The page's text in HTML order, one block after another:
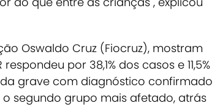
Oswaldo Cruz (Fiocruz), mostram
por 38,1% dos casos e 11,5%
grave com diagnóstico confirmado
o segundo grupo mais afetado, atrás